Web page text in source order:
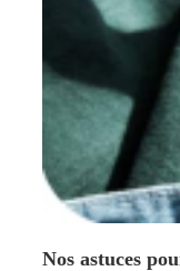
Nos astuces